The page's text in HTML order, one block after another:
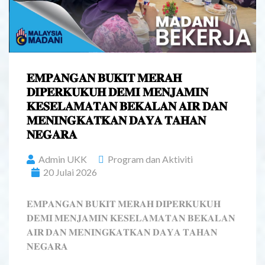
𝐄𝐌𝐏𝐀𝐍𝐆𝐀𝐍 𝐁𝐔𝐊𝐈𝐓 𝐌𝐄𝐑𝐀𝐇
𝐃𝐈𝐏𝐄𝐑𝐊𝐔𝐊𝐔𝐇 𝐃𝐄𝐌𝐈 𝐌𝐄𝐍𝐉𝐀𝐌𝐈𝐍
𝐊𝐄𝐒𝐄𝐋𝐀𝐌𝐀𝐓𝐀𝐍 𝐁𝐄𝐊𝐀𝐋𝐀𝐍 𝐀𝐈𝐑 𝐃𝐀𝐍
𝐌𝐄𝐍𝐈𝐍𝐆𝐊𝐀𝐓𝐊𝐀𝐍 𝐃𝐀𝐘𝐀 𝐓𝐀𝐇𝐀𝐍
𝐍𝐄𝐆𝐀𝐑𝐀
Admin UKK
Program dan Aktiviti
20 Julai 2026
𝐄𝐌𝐏𝐀𝐍𝐆𝐀𝐍 𝐁𝐔𝐊𝐈𝐓 𝐌𝐄𝐑𝐀𝐇 𝐃𝐈𝐏𝐄𝐑𝐊𝐔𝐊𝐔𝐇
𝐃𝐄𝐌𝐈 𝐌𝐄𝐍𝐉𝐀𝐌𝐈𝐍 𝐊𝐄𝐒𝐄𝐋𝐀𝐌𝐀𝐓𝐀𝐍 𝐁𝐄𝐊𝐀𝐋𝐀𝐍
𝐀𝐈𝐑 𝐃𝐀𝐍 𝐌𝐄𝐍𝐈𝐍𝐆𝐊𝐀𝐓𝐊𝐀𝐍 𝐃𝐀𝐘𝐀 𝐓𝐀𝐇𝐀𝐍
𝐍𝐄𝐆𝐀𝐑𝐀